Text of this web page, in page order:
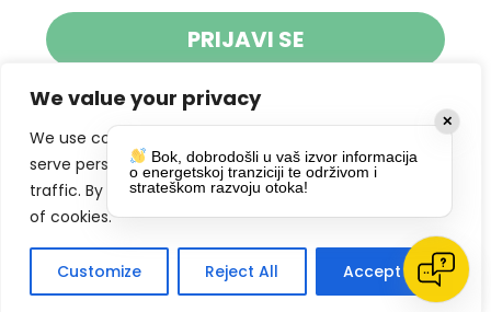
We value your privacy
We use cookies to enhance your browsing experience,
serve personalized ads or content, and analyze our
traffic. By clicking "Accept All", you consent to our use
of cookies.
Customize Reject All Accept All
PRIJAVI SE
Klikom na gumb dajete suglasnost za
primanje novosti Pokreta Otoka te se
slažete spolitikom privatnosti.
DRUŠTVENE MREŽE
✕
Bok, dobrodošli u vaš izvor informacija
o energetskoj tranziciji te održivom i
strateškom razvoju otoka!